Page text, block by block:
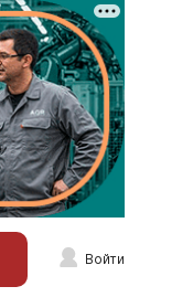
Войти